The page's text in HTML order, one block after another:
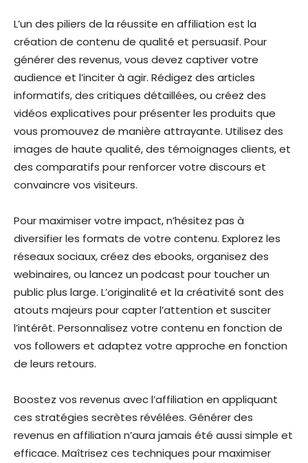
L’un des piliers de la réussite en affiliation est la
création de contenu de qualité et persuasif. Pour
générer des revenus, vous devez captiver votre
audience et l’inciter à agir. Rédigez des articles
informatifs, des critiques détaillées, ou créez des
vidéos explicatives pour présenter les produits que
vous promouvez de manière attrayante. Utilisez des
images de haute qualité, des témoignages clients, et
des comparatifs pour renforcer votre discours et
convaincre vos visiteurs.
Pour maximiser votre impact, n’hésitez pas à
diversifier les formats de votre contenu. Explorez les
réseaux sociaux, créez des ebooks, organisez des
webinaires, ou lancez un podcast pour toucher un
public plus large. L’originalité et la créativité sont des
atouts majeurs pour capter l’attention et susciter
l’intérêt. Personnalisez votre contenu en fonction de
vos followers et adaptez votre approche en fonction
de leurs retours.
Boostez vos revenus avec l’affiliation en appliquant
ces stratégies secrètes révélées. Générer des
revenus en affiliation n’aura jamais été aussi simple et
efficace. Maîtrisez ces techniques pour maximiser